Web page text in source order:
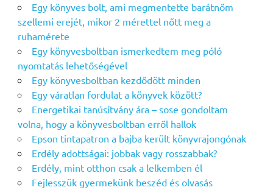
Egy könyves bolt, ami megmentette barátnőm
szellemi erejét, mikor 2 mérettel nőtt meg a
ruhamérete
Egy könyvesboltban ismerkedtem meg póló
nyomtatás lehetőségével
Egy könyvesboltban kezdődött minden
Egy váratlan fordulat a könyvek között?
Energetikai tanúsítvány ára – sose gondoltam
volna, hogy a könyvesboltban erről hallok
Epson tintapatron a bajba került könyvrajongónak
Erdély adottságai: jobbak vagy rosszabbak?
Erdély, mint otthon csak a lelkemben él
Fejlesszük gyermekünk beszéd és olvasás